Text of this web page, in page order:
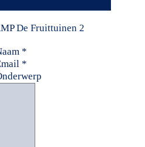
De Fruittuinen 2
*
*